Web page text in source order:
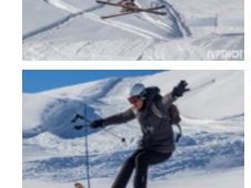
saut